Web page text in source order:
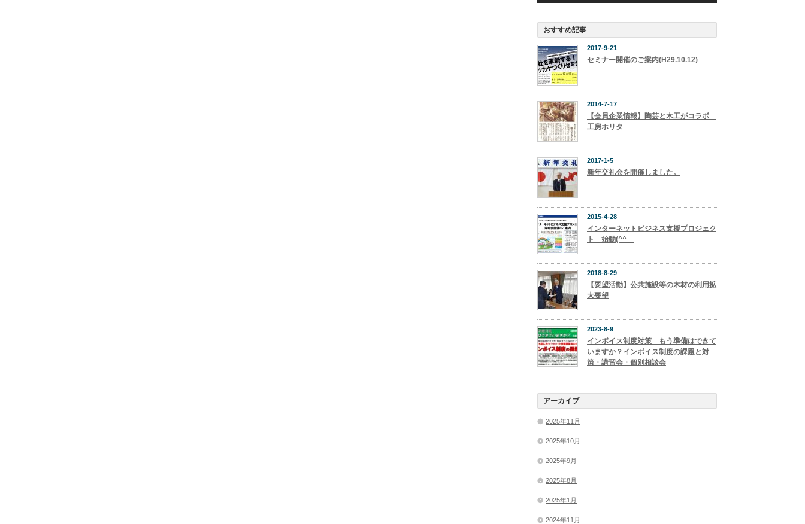
おすすめ記事
2017-9-21
セミナー開催のご案内(H29.10.12)
2014-7-17
【会員企業情報】陶芸と木工がコラボ
工房ホリタ
2017-1-5
新年交礼会を開催しました。
2015-4-28
インターネットビジネス支援プロジェク
ト 始動(^^ゞ
2018-8-29
【要望活動】公共施設等の木材の利用拡
大要望
2023-8-9
インボイス制度対策 もう準備はできて
いますか？インボイス制度の課題と対
策・講習会・個別相談会
アーカイブ
2025年11月
2025年10月
2025年9月
2025年8月
2025年1月
2024年11月